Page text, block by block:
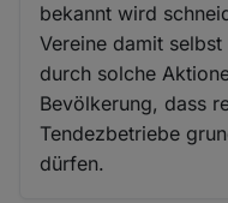
bekannt wird
Vereine damit
durch solche
Bevölkerung, dass
Tendezbetriebe
dürfen.